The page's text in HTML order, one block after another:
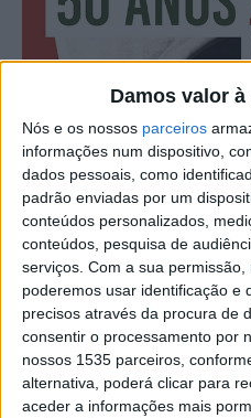
Damos valor
Nós e os nossos parceiros
informações num dispositivo,
dados pessoais, como
padrão enviadas por um
conteúdos personalizados,
conteúdos, pesquisa de
serviços. Com a sua
poderemos usar identificação e
precisos através da procura de
consentir o processamento por
nossos 1535 parceiros,
alternativa, poderá clicar para
aceder a informações mais
“Numa Noite tudo Mudou…”
jornalistas Adelino Gomes e